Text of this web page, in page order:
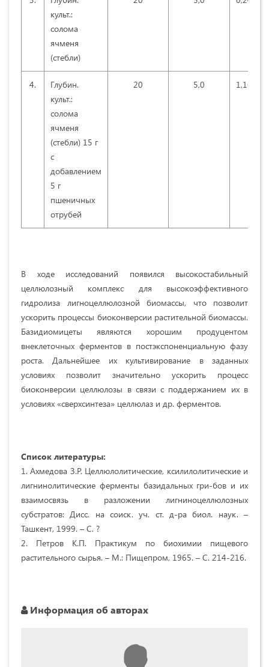
культ.:
солома
ячменя
(стебли)
4.
Глубин.
культ.:
солома
ячменя
(стебли) 15 г
с
добавлением
5 г
пшеничных
отрубей
20 5,0 1,165
В ходе исследований появился высокостабильный
целлюлозный комплекс для высокоэффективного
гидролиза лигноцеллюлозной биомассы, что позволит
ускорить процессы биоконверсии растительной биомассы.
Базидиомицеты являются хорошим продуцентом
внеклеточных ферментов в постэкспоненциальную фазу
роста. Дальнейшее их культивирование в заданных
условиях позволит значительно ускорить процесс
биоконверсии целлюлозы в связи с поддержанием их в
условиях «сверхсинтеза» целлюлаз и др. ферментов.
Список литературы:
1. Ахмедова З.Р. Целлюлолитические, ксилилолитические и
лигнинолитические ферменты базидальных гри-бов и их
взаимосвязь в разложении лигниноцеллюлозных
субстратов: Дисс. на соиск. уч. ст. д-ра биол. наук. –
Ташкент, 1999. – С. ?
2. Петров К.П. Практикум по биохимии пищевого
растительного сырья. – М.: Пищепром, 1965. – С. 214-216.
Информация об авторах